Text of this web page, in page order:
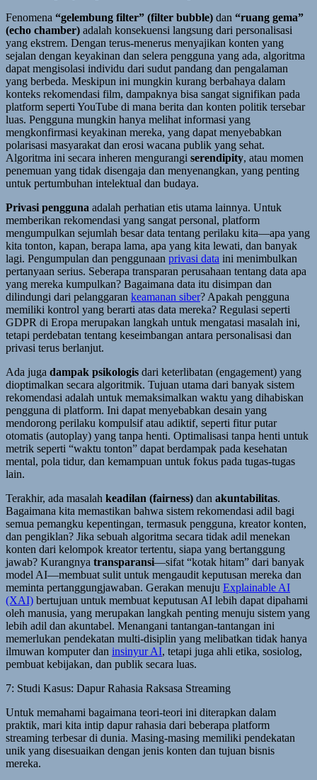
Fenomena “gelembung filter” (filter bubble) dan “ruang gema”
(echo chamber) adalah konsekuensi langsung dari personalisasi
yang ekstrem. Dengan terus-menerus menyajikan konten yang
sejalan dengan keyakinan dan selera pengguna yang ada, algoritma
dapat mengisolasi individu dari sudut pandang dan pengalaman
yang berbeda. Meskipun ini mungkin kurang berbahaya dalam
konteks rekomendasi film, dampaknya bisa sangat signifikan pada
platform seperti YouTube di mana berita dan konten politik tersebar
luas. Pengguna mungkin hanya melihat informasi yang
mengkonfirmasi keyakinan mereka, yang dapat menyebabkan
polarisasi masyarakat dan erosi wacana publik yang sehat.
Algoritma ini secara inheren mengurangi serendipity, atau momen
penemuan yang tidak disengaja dan menyenangkan, yang penting
untuk pertumbuhan intelektual dan budaya.
Privasi pengguna adalah perhatian etis utama lainnya. Untuk
memberikan rekomendasi yang sangat personal, platform
mengumpulkan sejumlah besar data tentang perilaku kita—apa yang
kita tonton, kapan, berapa lama, apa yang kita lewati, dan banyak
lagi. Pengumpulan dan penggunaan privasi data ini menimbulkan
pertanyaan serius. Seberapa transparan perusahaan tentang data apa
yang mereka kumpulkan? Bagaimana data itu disimpan dan
dilindungi dari pelanggaran keamanan siber? Apakah pengguna
memiliki kontrol yang berarti atas data mereka? Regulasi seperti
GDPR di Eropa merupakan langkah untuk mengatasi masalah ini,
tetapi perdebatan tentang keseimbangan antara personalisasi dan
privasi terus berlanjut.
Ada juga dampak psikologis dari keterlibatan (engagement) yang
dioptimalkan secara algoritmik. Tujuan utama dari banyak sistem
rekomendasi adalah untuk memaksimalkan waktu yang dihabiskan
pengguna di platform. Ini dapat menyebabkan desain yang
mendorong perilaku kompulsif atau adiktif, seperti fitur putar
otomatis (autoplay) yang tanpa henti. Optimalisasi tanpa henti untuk
metrik seperti “waktu tonton” dapat berdampak pada kesehatan
mental, pola tidur, dan kemampuan untuk fokus pada tugas-tugas
lain.
Terakhir, ada masalah keadilan (fairness) dan akuntabilitas.
Bagaimana kita memastikan bahwa sistem rekomendasi adil bagi
semua pemangku kepentingan, termasuk pengguna, kreator konten,
dan pengiklan? Jika sebuah algoritma secara tidak adil menekan
konten dari kelompok kreator tertentu, siapa yang bertanggung
jawab? Kurangnya transparansi—sifat “kotak hitam” dari banyak
model AI—membuat sulit untuk mengaudit keputusan mereka dan
meminta pertanggungjawaban. Gerakan menuju Explainable AI
(XAI) bertujuan untuk membuat keputusan AI lebih dapat dipahami
oleh manusia, yang merupakan langkah penting menuju sistem yang
lebih adil dan akuntabel. Menangani tantangan-tantangan ini
memerlukan pendekatan multi-disiplin yang melibatkan tidak hanya
ilmuwan komputer dan insinyur AI, tetapi juga ahli etika, sosiolog,
pembuat kebijakan, dan publik secara luas.
7: Studi Kasus: Dapur Rahasia Raksasa Streaming
Untuk memahami bagaimana teori-teori ini diterapkan dalam
praktik, mari kita intip dapur rahasia dari beberapa platform
streaming terbesar di dunia. Masing-masing memiliki pendekatan
unik yang disesuaikan dengan jenis konten dan tujuan bisnis
mereka.